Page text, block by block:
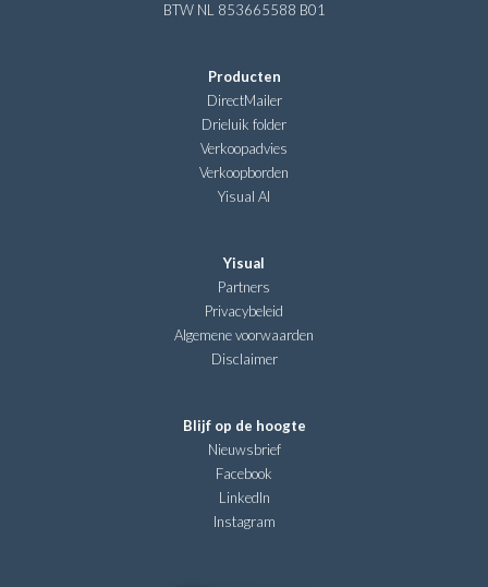
BTW NL 853665588 B01
Producten
DirectMailer
Drieluik folder
Verkoopadvies
Verkoopborden
Yisual AI
Yisual
Partners
Privacybeleid
Algemene voorwaarden
Disclaimer
Blijf op de hoogte
Nieuwsbrief
Facebook
LinkedIn
Instagram